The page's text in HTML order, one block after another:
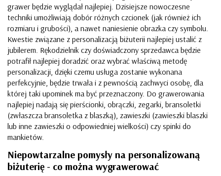
grawer będzie wyglądał najlepiej. Dzisiejsze nowoczesne
techniki umożliwiają dobór różnych czcionek (jak również ich
rozmiaru i grubości), a nawet naniesienie obrazka czy symbolu.
Kwestie związane z personalizacją biżuterii najlepiej ustalić z
jubilerem. Rękodzielnik czy doświadczony sprzedawca będzie
potrafił najlepiej doradzić oraz wybrać właściwą metodę
personalizacji, dzięki czemu usługa zostanie wykonana
perfekcyjnie, będzie trwała i z pewnością zachwyci osobę, dla
której taki upominek ma być przeznaczony. Do grawerowania
najlepiej nadają się pierścionki , obrączki, zegarki, bransoletki
(zwłaszcza bransoletka z blaszką), zawieszki (zawieszki blaszki
lub inne zawieszki o odpowiedniej wielkości) czy spinki do
mankietów.
Niepowtarzalne pomysły na personalizowaną
biżuterię - co można wygrawerować